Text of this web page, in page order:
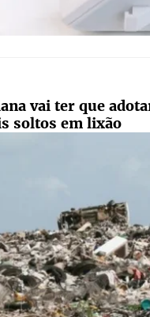
vai ter que
soltos em lixão